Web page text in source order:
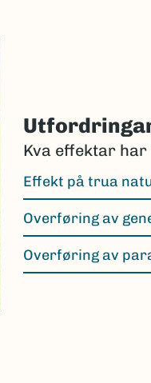
Kva effektar
Effekt på trua
Overføring av
Overføring av